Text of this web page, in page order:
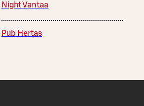
Night Vantaa
Pub Hertas